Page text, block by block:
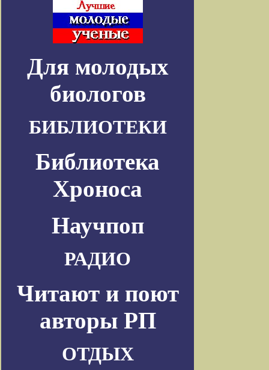
Для молодых
биологов
БИБЛИОТЕКИ
Библиотека
Хроноса
Научпоп
РАДИО
Читают и поют
авторы РП
ОТДЫХ